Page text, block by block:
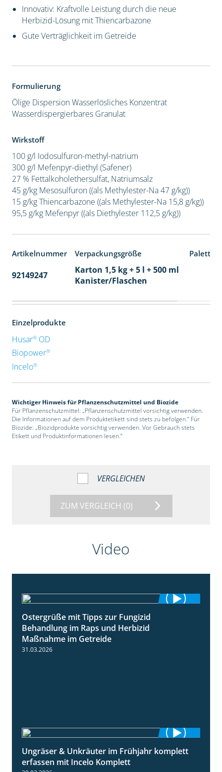
Innovativ: Kraftvolle Leistung durch die neue
Herbizid-Lösung mit Thiencarbazone
Gute Verträglichkeit im Getreide
Formulierung
Ölige DispersionWasserlösliches Konzentrat
Wasserdispergierbares Granulat
Wirkstoff
100 g/l Iodosulfuron-methyl-natrium
300 g/l Mefenpyr-diethyl (Safener)
27 % Fettalkoholethersulfat, Natriumsalz
45 g/kg Mesosulfuron ((als Methylester-Na 47 g/kg))
15 g/kg Thiencarbazone ((als Methylester-Na 15,8 g/kg))
95,5 g/kg Mefenpyr ((als Diethylester 112,5 g/kg))
Artikelnummer Verpackungsgröße
92149247
Karton 1,5 kg + 5 l + 500 ml
Kanister/Flaschen
Einzelprodukte
Husar®OD
Biopower®
Incelo®
Wichtiger Hinweis für Pflanzenschutzmittel und Biozide
Für Pflanzenschutzmittel: „Pflanzenschutzmittel vorsichtig verwenden.
Die Informationen auf dem Produktetikett sind stets zu befolgen.“ Für
Biozide: „Biozidprodukte vorsichtig verwenden. Vor Gebrauch stets
Etikett und Produktinformationen lesen.“
VERGLEICHEN
ZUM VERGLEICH (0)
Video
Ostergrüße mit Tipps zur Fungizid
Behandlung im Raps und Herbizid
Maßnahme im Getreide
31.03.2026
3:10
Ungräser & Unkräuter im Frühjahr komplett
erfassen mit Incelo Komplett